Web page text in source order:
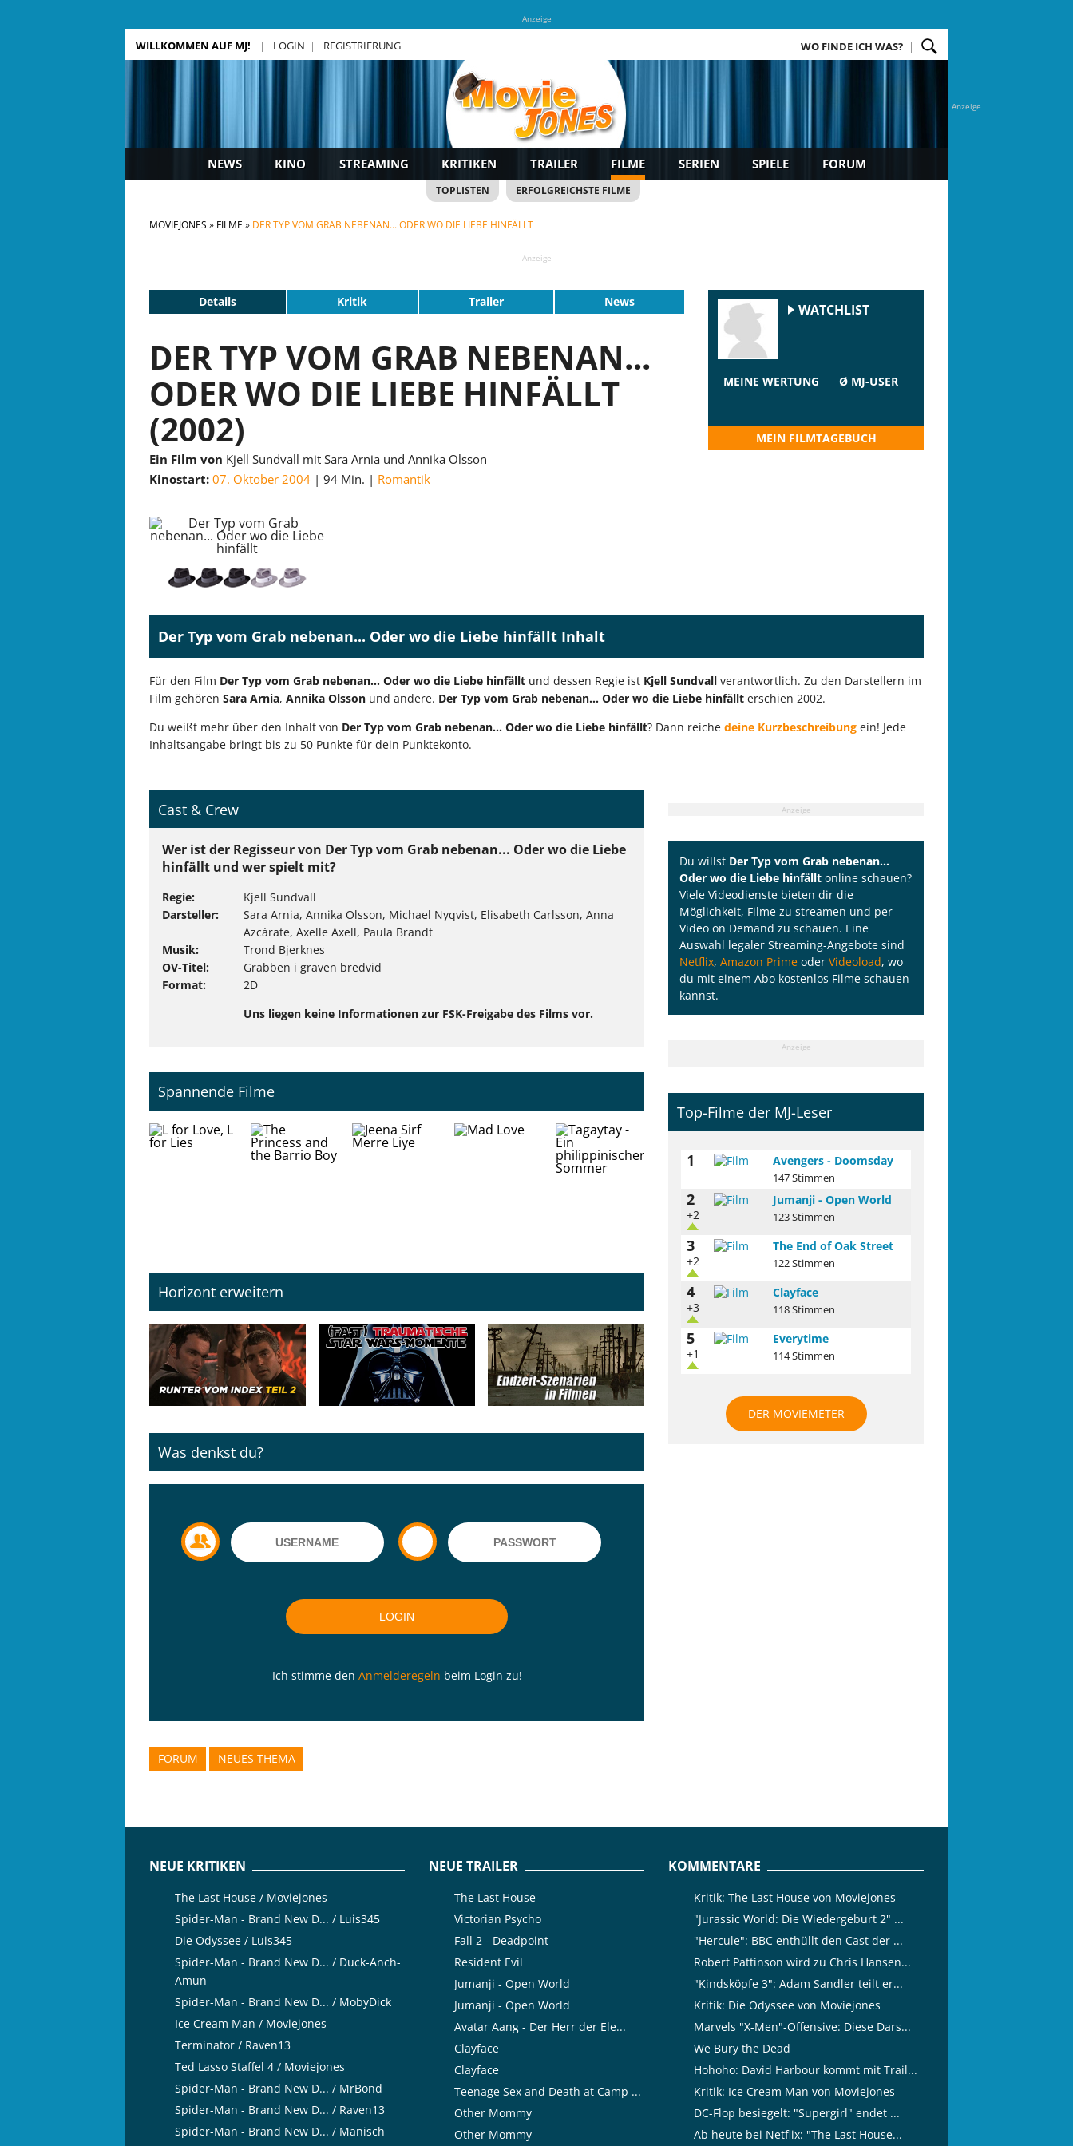
Anzeige
Anzeige
WILLKOMMEN AUF MJ! LOGIN REGISTRIERUNG WO FINDE ICH WAS?
NEWS KINO STREAMING KRITIKEN TRAILER FILME SERIEN SPIELE FORUM
TOPLISTEN ERFOLGREICHSTE FILME
MOVIEJONES FILME DER TYP VOM GRAB NEBENAN... ODER WO DIE LIEBE HINFÄLLT
Anzeige
Details Kritik Trailer News
DER TYP VOM GRAB NEBENAN...
ODER WO DIE LIEBE HINFÄLLT
(2002)
Ein Film von Kjell Sundvall mit Sara Arnia und Annika Olsson
Kinostart: 07. Oktober 2004 94 Min. Romantik
WATCHLIST
MEINE WERTUNG Ø MJ-USER
MEIN FILMTAGEBUCH
Der Typ vom Grab nebenan... Oder wo die Liebe hinfällt Inhalt
Für den Film Der Typ vom Grab nebenan... Oder wo die Liebe hinfällt und dessen Regie ist Kjell Sundvall verantwortlich. Zu den Darstellern im
Film gehören Sara Arnia, Annika Olsson und andere. Der Typ vom Grab nebenan... Oder wo die Liebe hinfällt erschien 2002.
Du weißt mehr über den Inhalt von Der Typ vom Grab nebenan... Oder wo die Liebe hinfällt? Dann reiche deine Kurzbeschreibung ein! Jede
Inhaltsangabe bringt bis zu 50 Punkte für dein Punktekonto.
Cast & Crew
Wer ist der Regisseur von Der Typ vom Grab nebenan... Oder wo die Liebe
hinfällt und wer spielt mit?
Regie
Kjell Sundvall
Darsteller
Sara Arnia, Annika Olsson, Michael Nyqvist, Elisabeth Carlsson, Anna
Azcárate, Axelle Axell, Paula Brandt
Musik
Trond Bjerknes
OV-Titel
Grabben i graven bredvid
Format
2D
Uns liegen keine Informationen zur FSK-Freigabe des Films vor.
Spannende Filme
Horizont erweitern
Was denkst du?
Ich stimme den Anmelderegeln beim Login zu!
FORUM NEUES THEMA
Anzeige
Du willst Der Typ vom Grab nebenan...
Oder wo die Liebe hinfällt online schauen?
Viele Videodienste bieten dir die
Möglichkeit, Filme zu streamen und per
Video on Demand zu schauen. Eine
Auswahl legaler Streaming-Angebote sind
Netflix, Amazon Prime oder Videoload, wo
du mit einem Abo kostenlos Filme schauen
kannst.
Anzeige
Top-Filme der MJ-Leser
1 Avengers - Doomsday
147 Stimmen
2
+2
Jumanji - Open World
123 Stimmen
3
+2
The End of Oak Street
122 Stimmen
4
+3
Clayface
118 Stimmen
5
+1
Everytime
114 Stimmen
DER MOVIEMETER
NEUE KRITIKEN
The Last House / Moviejones
Spider-Man - Brand New D... / Luis345
Die Odyssee / Luis345
Spider-Man - Brand New D... / Duck-Anch-
Amun
Spider-Man - Brand New D... / MobyDick
Ice Cream Man / Moviejones
Terminator / Raven13
Ted Lasso Staffel 4 / Moviejones
Spider-Man - Brand New D... / MrBond
Spider-Man - Brand New D... / Raven13
Spider-Man - Brand New D... / Manisch
NEUE TRAILER
The Last House
Victorian Psycho
Fall 2 - Deadpoint
Resident Evil
Jumanji - Open World
Jumanji - Open World
Avatar Aang - Der Herr der Ele...
Clayface
Clayface
Teenage Sex and Death at Camp ...
Other Mommy
Other Mommy
KOMMENTARE
Kritik: The Last House von Moviejones
"Jurassic World: Die Wiedergeburt 2" ...
"Hercule": BBC enthüllt den Cast der ...
Robert Pattinson wird zu Chris Hansen...
"Kindsköpfe 3": Adam Sandler teilt er...
Kritik: Die Odyssee von Moviejones
Marvels "X-Men"-Offensive: Diese Dars...
We Bury the Dead
Hohoho: David Harbour kommt mit Trail...
Kritik: Ice Cream Man von Moviejones
DC-Flop besiegelt: "Supergirl" endet ...
Ab heute bei Netflix: "The Last House...